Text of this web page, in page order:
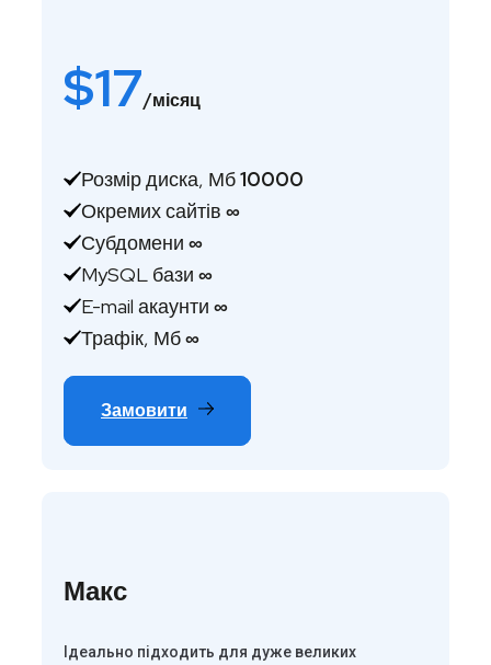
$17/місяц
Розмір диска, Мб10000
Окремих сайтів ∞
Субдомени ∞
MySQL бази ∞
E-mail акаунти ∞
Трафік, Мб∞
Замовити
Макс
Ідеально підходить для дуже великих